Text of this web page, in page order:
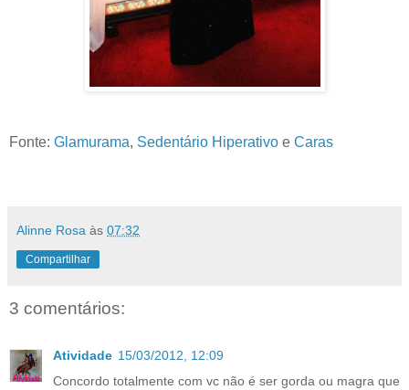
Fonte: Glamurama, Sedentário Hiperativo e Caras
Alinne Rosa às 07:32
Compartilhar
3 comentários:
Atividade 15/03/2012, 12:09
Concordo totalmente com vc não é ser gorda ou magra que